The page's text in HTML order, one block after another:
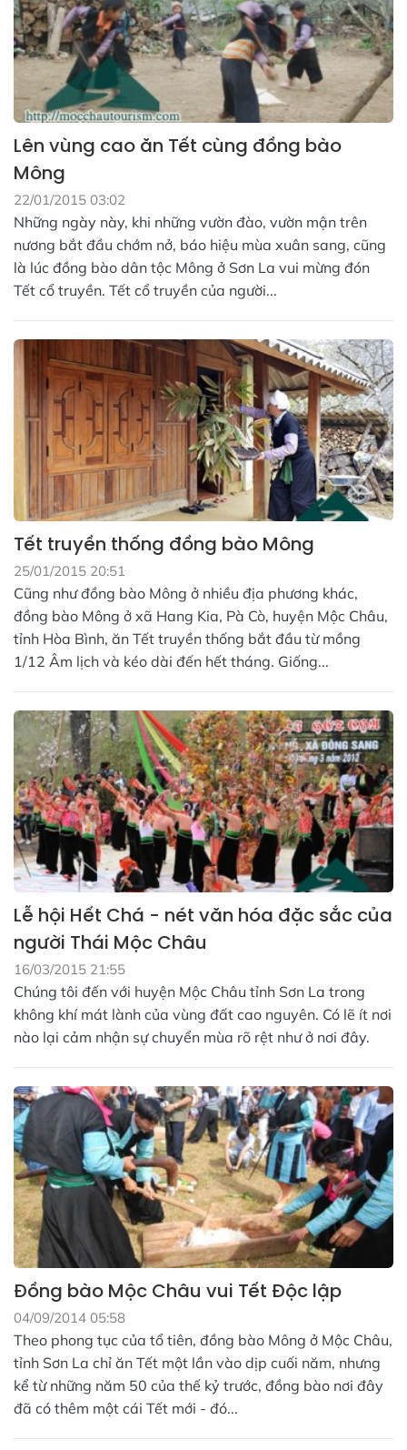
Lên vùng cao ăn Tết cùng đồng bào
Mông
22/01/2015 03:02
Những ngày này, khi những vườn đào, vườn mận trên
nương bắt đầu chớm nở, báo hiệu mùa xuân sang, cũng
là lúc đồng bào dân tộc Mông ở Sơn La vui mừng đón
Tết cổ truyền. Tết cổ truyền của người...
Tết truyền thống đồng bào Mông
25/01/2015 20:51
Cũng như đồng bào Mông ở nhiều địa phương khác,
đồng bào Mông ở xã Hang Kia, Pà Cò, huyện Mộc Châu,
tỉnh Hòa Bình, ăn Tết truyền thống bắt đầu từ mồng
1/12 Âm lịch và kéo dài đến hết tháng. Giống...
Lễ hội Hết Chá - nét văn hóa đặc sắc của
người Thái Mộc Châu
16/03/2015 21:55
Chúng tôi đến với huyện Mộc Châu tỉnh Sơn La trong
không khí mát lành của vùng đất cao nguyên. Có lẽ ít nơi
nào lại cảm nhận sự chuyển mùa rõ rệt như ở nơi đây.
Đồng bào Mộc Châu vui Tết Độc lập
04/09/2014 05:58
Theo phong tục của tổ tiên, đồng bào Mông ở Mộc Châu,
tỉnh Sơn La chỉ ăn Tết một lần vào dịp cuối năm, nhưng
kể từ những năm 50 của thế kỷ trước, đồng bào nơi đây
đã có thêm một cái Tết mới - đó...